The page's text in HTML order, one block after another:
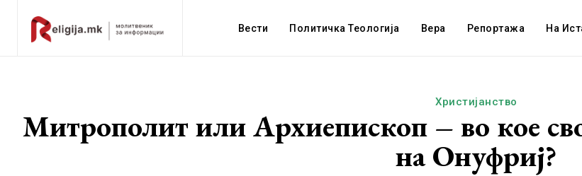
Вести Политичка Теологија Вера Репортажа На
Христијанство
Митрополит или Архиепископ – во кое
на Онуфриј?